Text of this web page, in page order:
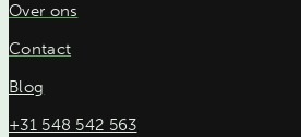
Over ons
Contact
Blog
+31 548 542 563